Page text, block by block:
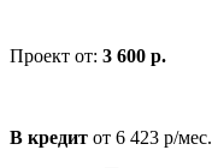
Проект от: 3 600 р.
В кредит от 6 423 р/мес.